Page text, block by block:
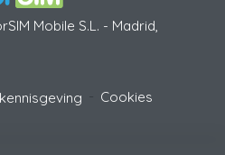
Mobile S.L. - Madrid,
Cookies